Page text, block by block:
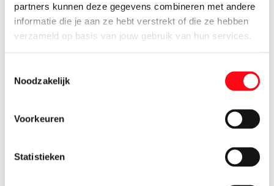
partners kunnen deze gegevens combineren met andere
informatie die je aan ze hebt verstrekt of die ze hebben
verzameld op basis van jouw gebruik van hun services.
Noodzakelijk
Voorkeuren
Statistieken
4.95